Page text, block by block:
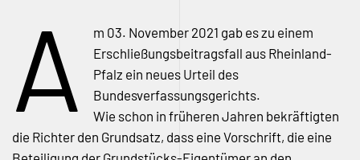
A
m 03. November 2021 gab es zu einem
Erschließungsbeitragsfall aus Rheinland-
Pfalz ein neues Urteil des
Bundesverfassungsgerichts.
Wie schon in früheren Jahren bekräftigten
die Richter den Grundsatz, dass eine Vorschrift, die eine